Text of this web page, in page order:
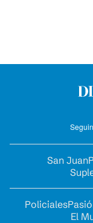
San Juan
Policiales
El